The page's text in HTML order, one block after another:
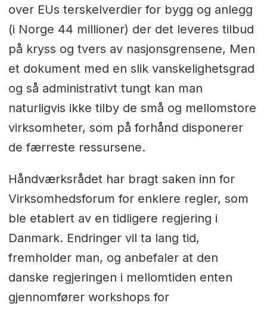
over EUs terskelverdier for bygg og anlegg
(i Norge 44 millioner) der det leveres tilbud
på kryss og tvers av nasjonsgrensene, Men
et dokument med en slik vanskelighetsgrad
og så administrativt tungt kan man
naturligvis ikke tilby de små og mellomstore
virksomheter, som på forhånd disponerer
de færreste ressursene.
Håndværksrådet har bragt saken inn for
Virksomhedsforum for enklere regler, som
ble etablert av en tidligere regjering i
Danmark. Endringer vil ta lang tid,
fremholder man, og anbefaler at den
danske regjeringen i mellomtiden enten
gjennomfører workshops for